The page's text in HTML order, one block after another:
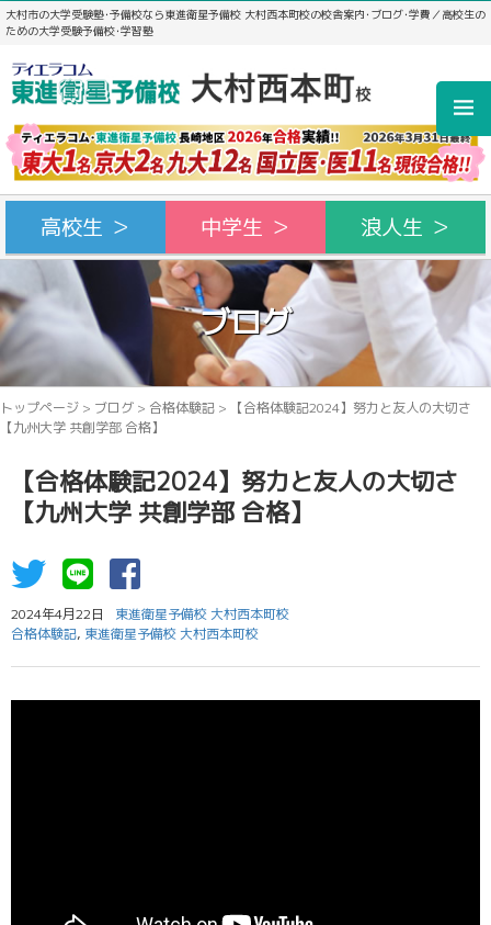
大村市の大学受験塾･予備校なら東進衛星予備校 大村西本町校の校舎案内･ブログ･学費／高校生の
ための大学受験予備校･学習塾
高校生 ＞ 中学生 ＞ 浪人生 ＞
ブログ
トップページ > ブログ > 合格体験記 >
【合格体験記2024】努力と友人の大切さ
【九州大学 共創学部 合格】
【合格体験記2024】努力と友人の大切さ
【九州大学 共創学部 合格】
2024年4月22日
東進衛星予備校 大村西本町校
合格体験記, 東進衛星予備校 大村西本町校